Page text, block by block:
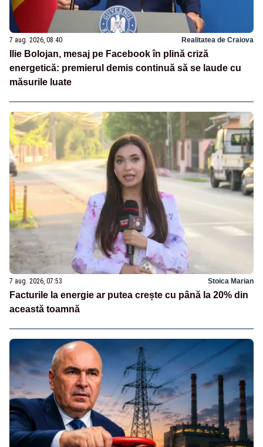
7 aug. 2026, 08:40 Realitatea de Craiova
Ilie Bolojan, mesaj pe Facebook în plină criză
energetică: premierul demis continuă să se laude cu
măsurile luate
7 aug. 2026, 07:53 Stoica Marian
Facturile la energie ar putea crește cu până la 20% din
această toamnă